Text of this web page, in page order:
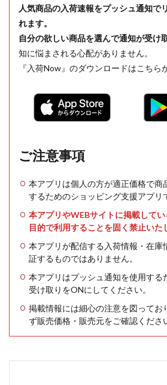
人気商品の入荷速報をプッシュ通知で
れます。
自分の欲しい商品を選んで通知が受け
知に悩まされる心配がありません。
『入荷Now』のダウンロードはこちら
ご注意事項
本アプリは個人の方が適正価格で商
するためのショッピング支援アプリ
本アプリやWEBサイトに掲載して
目的で利用することを固く禁止いた
本アプリが配信する入荷情報・在庫
証するものではありません。
本アプリはプッシュ通知を使用する
受け取りをONにしてください。
掲載情報には細心の注意を図ってお
ず販売価格・販売元をご確認くださ